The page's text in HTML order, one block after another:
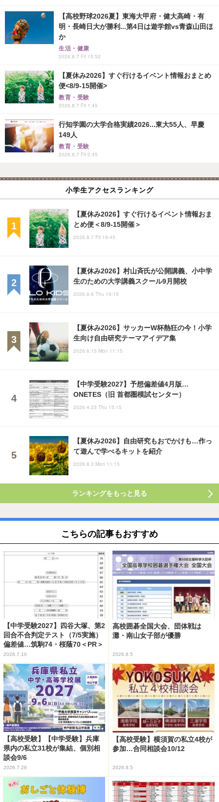
【高校野球2026夏】東海大甲府・健大高崎・有
明・長崎日大が勝利...第4日は遊学館vs青森山田ほ
か
生活・健康
2026.8.7 Fri 15:52
【夏休み2026】すぐ行けるイベント情報おまとめ
便<8/9-15開催>
教育・受験
2026.8.7 Fri 1:45
行知学園の大学合格実績2026...東大55人、早慶
149人
教育・受験
2026.8.7 Fri 0:45
小学生アクセスランキング
【夏休み2026】すぐ行けるイベント情報おま
とめ便＜8/9-15開催＞
2026.8.7 Fri 19:45
【夏休み2026】村山斉氏が公開講義、小中学
生のための大学講義スクール9月開校
2026.8.6 Thu 19:15
【夏休み2026】サッカーW杯熱狂の今！小学
生向け自由研究テーマアイデア集
2026.6.15 Mon 11:15
【中学受験2027】予想偏差値4月版…
ONETES（旧 首都圏模試センター）
2026.4.23 Thu 15:15
【夏休み2026】自由研究もおでかけも…作っ
て遊んで学べるキットを紹介
2026.8.3 Mon 11:15
ランキングをもっと見る
こちらの記事もおすすめ
【中学受験2027】四谷大塚、第2
回合不合判定テスト（7/5実施）
偏差値…筑駒74・桜蔭70＜PR＞
2026.7.10
高校囲碁全国大会、団体戦は
灘・南山女子部が優勝
2026.8.5
【高校受験】【中学受験】兵庫
県内の私立31校が集結、個別相
談会9/6
2026.7.28
【高校受験】横須賀の私立4校が
参加…合同相談会10/12
2026.8.5